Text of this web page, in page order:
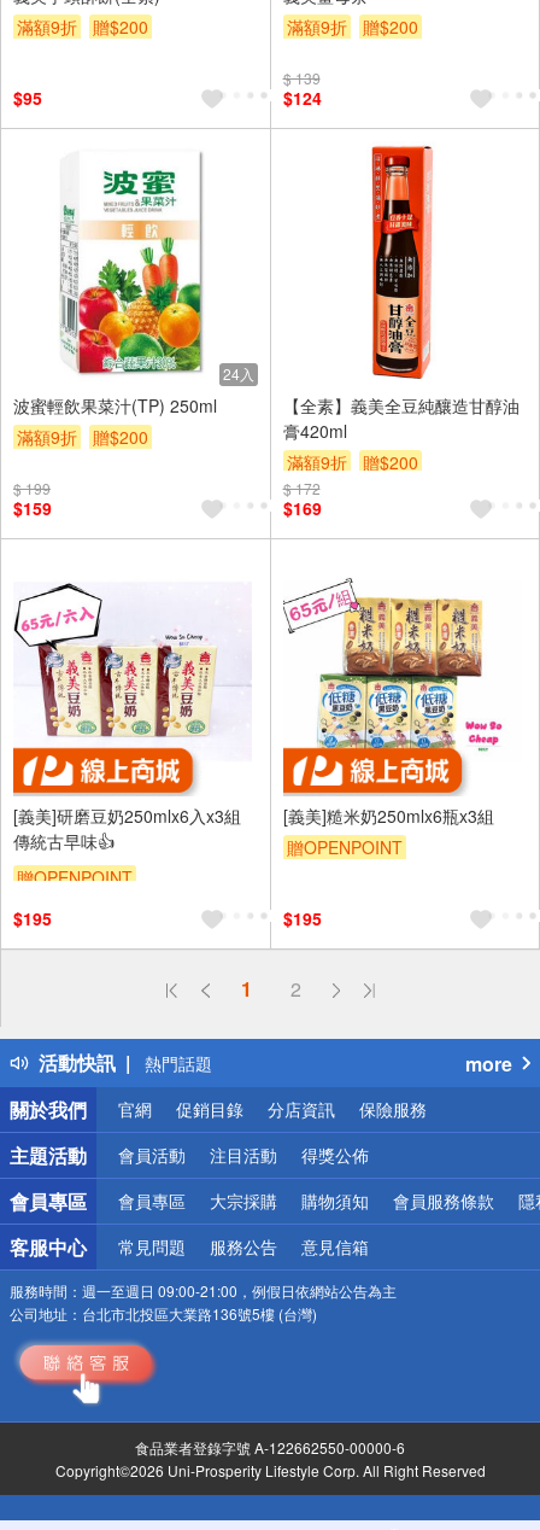
滿額9折
贈$200
$95
滿額9折
贈$200
$ 139
$124
24入
波蜜輕飲果菜汁(TP) 250ml
滿額9折
贈$200
$ 199
$159
【全素】義美全豆純釀造甘醇油
膏420ml
滿額9折
贈$200
$ 172
$169
[義美]研磨豆奶250mlx6入x3組
傳統古早味👍
贈OPENPOINT
$195
[義美]糙米奶250mlx6瓶x3組
贈OPENPOINT
$195
1 2
活動快訊
偏遠地區配送
得獎公告
熱門話題
銀行優惠
偏遠地區配送
詐騙網頁！請小心！
more
關於我們
官網 促銷目錄 分店資訊 保險服務
主題活動 會員活動 注目活動 得獎公佈
會員專區 會員專區 大宗採購 購物須知 會員服務條款 隱
客服中心 常見問題 服務公告 意見信箱
服務時間： 週一至週日 09:00-21:00，例假日依網站公告為主
公司地址： 台北市北投區大業路136號5樓 (台灣)
食品業者登錄字號 A-122662550-00000-6
Copyright©2026 Uni-Prosperity Lifestyle Corp. All Right Reserved